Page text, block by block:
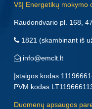
VšĮ Energetikų mokymo
Raudondvario pl. 168,
1821 (skambinant iš
info@emclt.lt
Įstaigos kodas
PVM kodas
Duomenų apsaugos